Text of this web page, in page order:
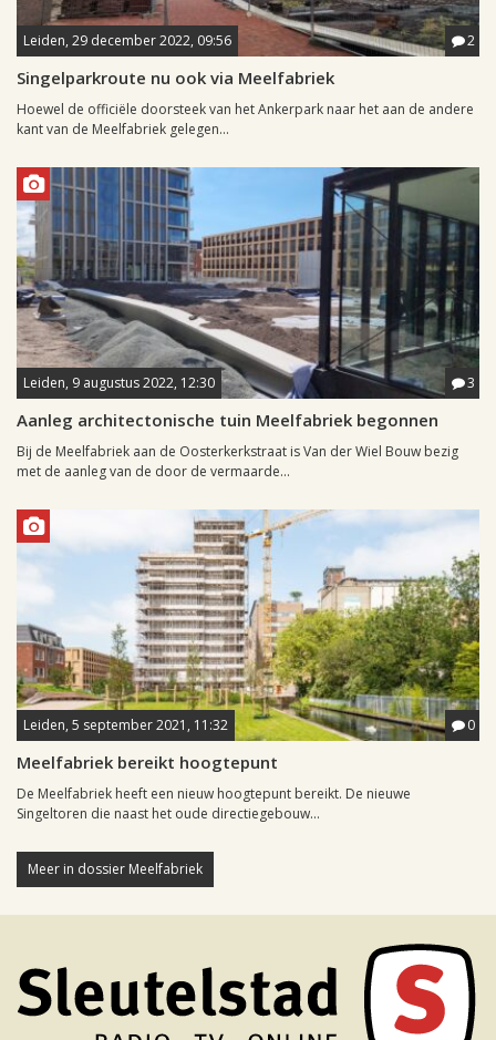
Leiden, 29 december 2022, 09:56 2
Singelparkroute nu ook via Meelfabriek
Hoewel de officiële doorsteek van het Ankerpark naar het aan de andere
kant van de Meelfabriek gelegen...
Leiden, 9 augustus 2022, 12:30 3
Aanleg architectonische tuin Meelfabriek begonnen
Bij de Meelfabriek aan de Oosterkerkstraat is Van der Wiel Bouw bezig
met de aanleg van de door de vermaarde...
Leiden, 5 september 2021, 11:32 0
Meelfabriek bereikt hoogtepunt
De Meelfabriek heeft een nieuw hoogtepunt bereikt. De nieuwe
Singeltoren die naast het oude directiegebouw...
Meer in dossier Meelfabriek